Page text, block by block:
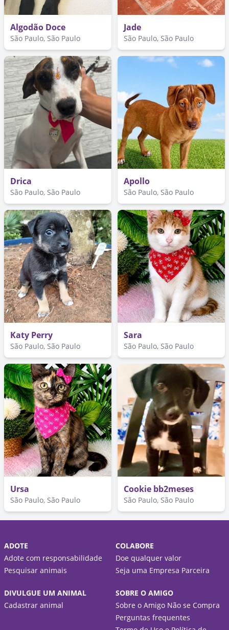
Algodão Doce
São Paulo, São Paulo
Jade
São Paulo, São Paulo
Drica
São Paulo, São Paulo
Apollo
São Paulo, São Paulo
Katy Perry
São Paulo, São Paulo
Sara
São Paulo, São Paulo
Ursa
São Paulo, São Paulo
Cookie bb2meses
São Paulo, São Paulo
ADOTE
Adote com responsabilidade
Pesquisar animais
COLABORE
Doe qualquer valor
Seja uma Empresa Parceira
DIVULGUE UM ANIMAL
Cadastrar animal
SOBRE O AMIGO
Sobre o Amigo Não se Compra
Perguntas frequentes